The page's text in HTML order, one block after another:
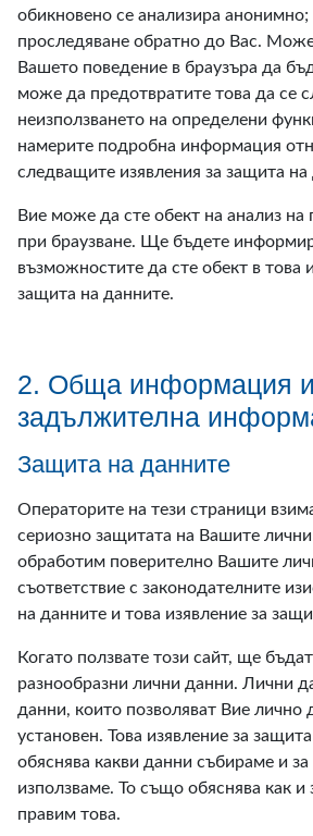
обикновено се анализира анонимно;
проследяване обратно до Вас.
Вашето поведение в браузъра да
може да предотвратите това да се
неизползването на определени
намерите подробна информация
следващите изявления за защита на
Вие може да сте обект на анализ на
при браузване. Ще бъдете
възможностите да сте обект в това
защита на данните.
2. Обща информация и
задължителна
Защита на данните
Операторите на тези страници
сериозно защитата на Вашите
обработим поверително Вашите
съответствие с законодателните
на данните и това изявление за
Когато ползвате този сайт, ще
разнообразни лични данни. Лични
данни, които позволяват Вие лично
установен. Това изявление за
обяснява какви данни събираме и за
използваме. То също обяснява как и
правим това.